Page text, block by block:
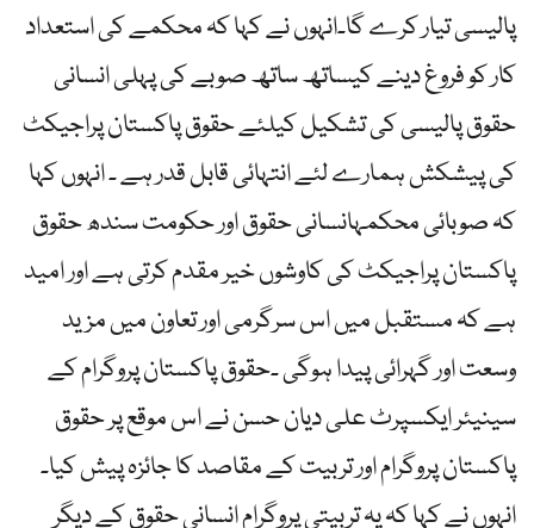
پالیسی تیار کرے گا۔انہوں نے کہا کہ محکمے کی استعداد
کار کو فروغ دینے کیساتھ ساتھ صوبے کی پہلی انسانی
حقوق پالیسی کی تشکیل کیلئے حقوق پاکستان پراجیکٹ
کی پیشکش ہمارے لئے انتہائی قابل قدر ہے ۔ انہوں کہا
کہ صوبائی محکمہانسانی حقوق اور حکومت سندھ حقوق
پاکستان پراجیکٹ کی کاوشوں خیر مقدم کرتی ہے اور امید
ہے کہ مستقبل میں اس سرگرمی اور تعاون میں مزید
وسعت اور گہرائی پیدا ہوگی ۔حقوق پاکستان پروگرام کے
سینیئر ایکسپرٹ علی دیان حسن نے اس موقع پر حقوق
پاکستان پروگرام اور تربیت کے مقاصد کا جائزہ پیش کیا۔
انہوں نے کہا کہ یہ تربیتی پروگرام انسانی حقوق کے دیگر